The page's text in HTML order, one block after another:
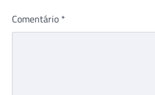
Comentário *